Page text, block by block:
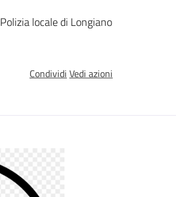
Polizia locale di Longiano
Condividi Vedi azioni